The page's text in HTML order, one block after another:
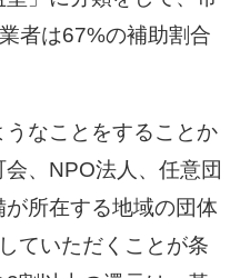
者は67%の補助割合
なことをすることか
、NPO法人、任意団
所在する地域の団体
ていただくことが条